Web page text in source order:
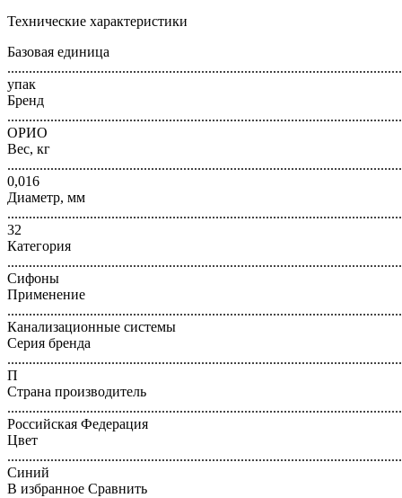
Технические характеристики
Базовая единица
упак
Бренд
ОРИО
Вес, кг
0,016
Диаметр, мм
32
Категория
Сифоны
Применение
Канализационные системы
Серия бренда
П
Страна производитель
Российская Федерация
Цвет
Синий
В избранное Сравнить